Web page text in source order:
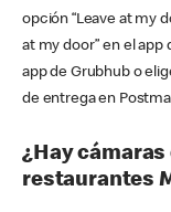
opción “Leave at my
at my door” en el app
app de Grubhub o
de entrega en
¿Hay
restaurantes